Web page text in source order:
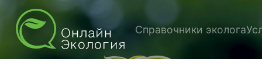
Справочники эколога